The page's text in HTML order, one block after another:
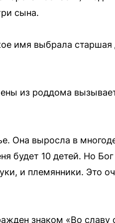
сына.
имя выбрала
из роддома
Она выросла в
будет 10 детей. Но
и племянники. Это
знаком «Во